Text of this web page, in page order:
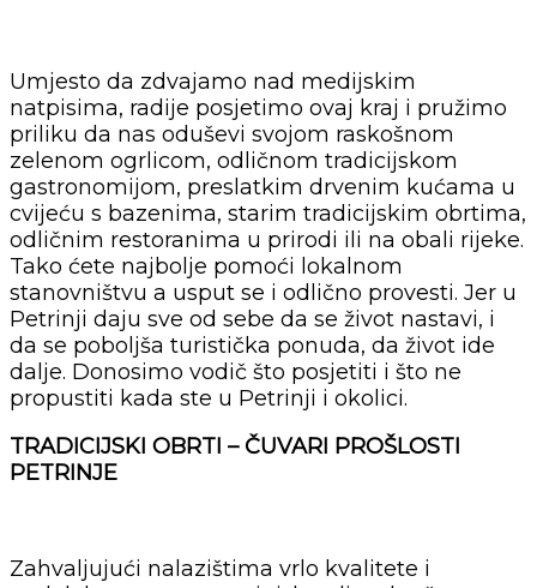
Umjesto da zdvajamo nad medijskim
natpisima, radije posjetimo ovaj kraj i pružimo
priliku da nas oduševi svojom raskošnom
zelenom ogrlicom, odličnom tradicijskom
gastronomijom, preslatkim drvenim kućama u
cvijeću s bazenima, starim tradicijskim obrtima,
odličnim restoranima u prirodi ili na obali rijeke.
Tako ćete najbolje pomoći lokalnom
stanovništvu a usput se i odlično provesti. Jer u
Petrinji daju sve od sebe da se život nastavi, i
da se poboljša turistička ponuda, da život ide
dalje. Donosimo vodič što posjetiti i što ne
propustiti kada ste u Petrinji i okolici.
TRADICIJSKI OBRTI – ČUVARI PROŠLOSTI
PETRINJE
Zahvaljujući nalazištima vrlo kvalitete i